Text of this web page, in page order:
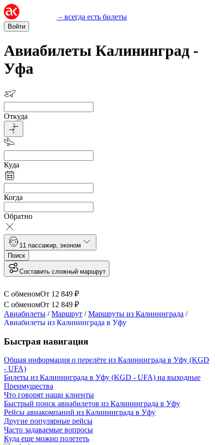
– всегда есть билеты
Войти
Авиабилеты Калининград -
Уфа
Откуда
Куда
Когда
Обратно
1 1 пассажир эконом
Поиск
Составить сложный маршрут
С обменомОт 12 849 ₽
С обменомОт 12 849 ₽
Авиабилеты /Маршрут /Маршруты из Калининграда /
Авиабилеты из Калининграда в Уфу
Быстрая навигация
Общая информация о перелёте из Калининграда в Уфу (KGD
- UFA)
Билеты из Калининграда в Уфу (KGD - UFA) на выходные
Преимущества
Что говорят наши клиенты
Быстрый поиск авиабилетов из Калининграда в Уфу
Рейсы авиакомпаний из Калининграда в Уфу
Другие популярные рейсы
Часто задаваемые вопросы
Куда еще можно полететь